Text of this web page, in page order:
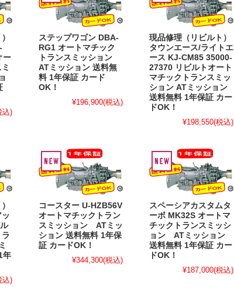
ー
込)
ステップワゴン DBA-
RG1 オートマチック
トランスミッション
ATミッション 送料無
料 1年保証 カード
OK！
¥196,900(税込)
現品修理（リビルト）
タウンエース/ライトエ
ース KJ-CM85 35000-
27370 リビルトオート
マチックトランスミッ
ション ATミッション
送料無料 1年保証 カー
ドOK！
¥198,550(税込)
年
込)
コースター U-HZB56V
オートマチックトラン
スミッション ATミッ
ション 送料無料 1年保
証 カードOK！
¥344,300(税込)
スペーシアカスタムタ
ーボ MK32S オートマ
チックトランスミッシ
ョン ATミッション
送料無料 1年保証 カー
ドOK！
¥187,000(税込)